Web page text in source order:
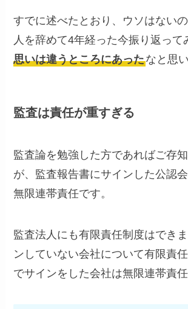
すでに述べたとおり、ウソはない
人を辞めて4年経った今振り返って
思いは違うところにあったなと思
監査は責任が重すぎる
監査論を勉強した方であればご存
が、監査報告書にサインした公認
無限連帯責任です。
監査法人にも有限責任制度はでき
ンしていない会社について有限責
でサインをした会社は無限連帯責任